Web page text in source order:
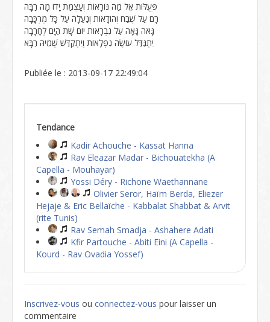
פְּעֻלּוֹת אֵל מַה נּוֹרָאוֹת וְעָצְמַת יָדוֹ מָה רַבָּה
רָם עַל שֶׁבַח וְהוֹדָאוֹת וְנַעַלָה עַל כָּל מֶרְכָּבָה
גָּאֹה גָּאָה עַל נִבְרָאוֹת יוֹם שָׁת הַיָּם לֶחָרָבָה
יִתְגַּדַּל עוֹשֶׂה נִפְלָאוֹת וְיִתְקַדַּשׁ שְׁמֵיהּ רַבָּא
Publiée le : 2013-09-17 22:49:04
Tendance
Kadir Achouche - Kassat Hanna
Rav Eleazar Madar - Bichouatekha (A
Capella - Mouhayar)
Yossi Déry - Richone Waethannane
Olivier Seror, Haïm Berda, Eliezer
Hejaje & Eric Bellaïche - Kabbalat Shabbat & Arvit
(rite Tunis)
Rav Semah Smadja - Ashahere Adati
Kfir Partouche - Abiti Eini (A Capella -
Kourd - Rav Ovadia Yossef)
Inscrivez-vous ou connectez-vous pour laisser un
commentaire